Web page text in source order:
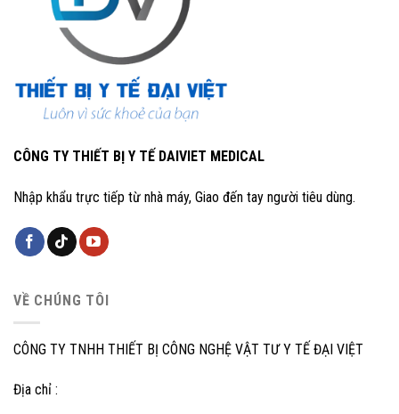
CÔNG TY THIẾT BỊ Y TẾ DAIVIET MEDICAL
Nhập khẩu trực tiếp từ nhà máy, Giao đến tay người tiêu dùng.
VỀ CHÚNG TÔI
CÔNG TY TNHH THIẾT BỊ CÔNG NGHỆ VẬT TƯ Y TẾ ĐẠI VIỆT
Địa chỉ :